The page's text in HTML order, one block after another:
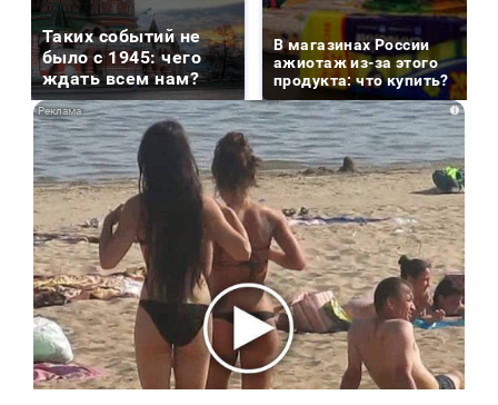
Таких событий не
было с 1945: чего
ждать всем нам?
В магазинах России
ажиотаж из-за этого
продукта: что купить?
i